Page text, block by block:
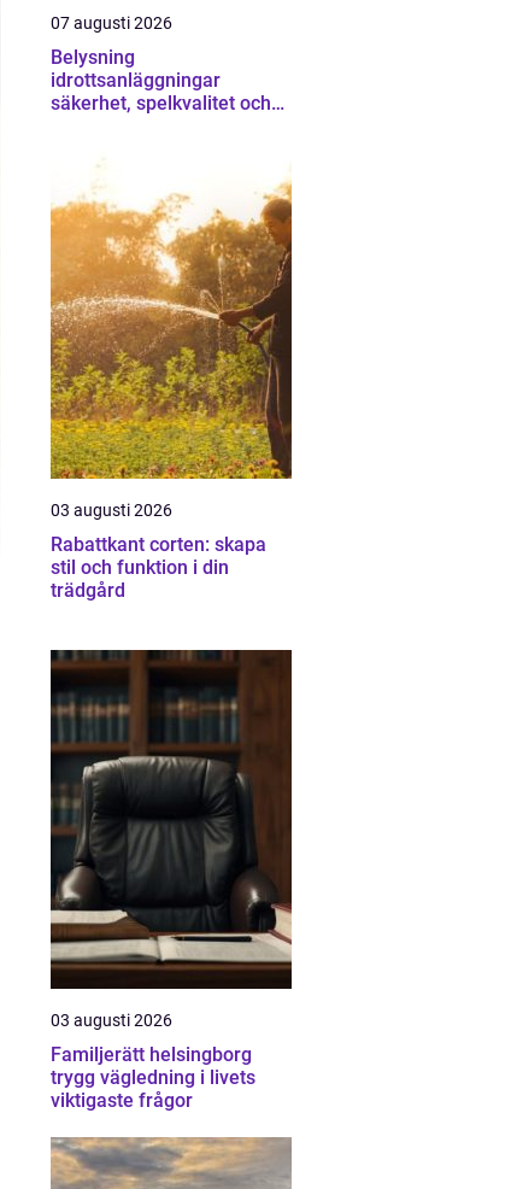
07 augusti 2026
Belysning
idrottsanläggningar
säkerhet, spelkvalitet och
03 augusti 2026
Rabattkant corten: skapa
stil och funktion i din
trädgård
03 augusti 2026
Familjerätt helsingborg
trygg vägledning i livets
viktigaste frågor